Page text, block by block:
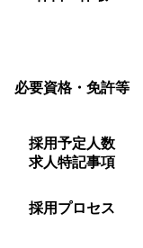
必要資格・免許等
採用予定人数
求人特記事項
採用プロセス